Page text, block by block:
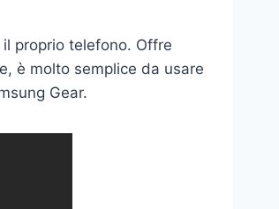
proprio telefono. Offre
è molto semplice da usare
Gear.